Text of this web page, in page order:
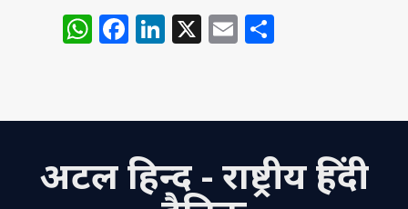
W
s
p
F
e
o
Li
e
n
X E
l e
अटल हिन्द - राष्ट्रीय हिंदी